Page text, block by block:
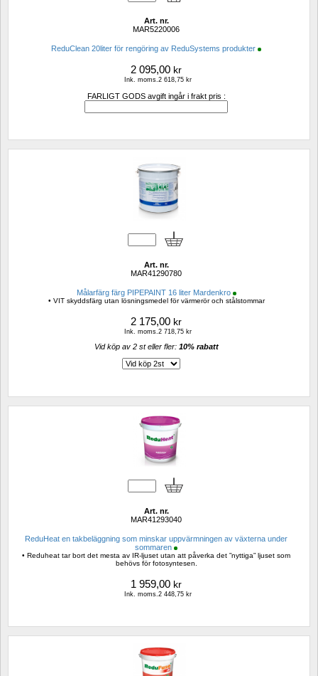
Art. nr.
MAR5220006
ReduClean 20liter för rengöring av ReduSystems produkter
2 095,00 kr
Ink. moms.2 618,75 kr
FARLIGT GODS avgift ingår i frakt pris :
Art. nr.
MAR41290780
Målarfärg färg PIPEPAINT 16 liter Mardenkro
• VIT skyddsfärg utan lösningsmedel för värmerör och stålstommar
2 175,00 kr
Ink. moms.2 718,75 kr
Vid köp av 2 st eller fler: 10% rabatt
Art. nr.
MAR41293040
ReduHeat en takbeläggning som minskar uppvärmningen av växterna under
sommaren
• Reduheat tar bort det mesta av IR-ljuset utan att påverka det ”nyttiga” ljuset som
behövs för fotosyntesen.
1 959,00 kr
Ink. moms.2 448,75 kr